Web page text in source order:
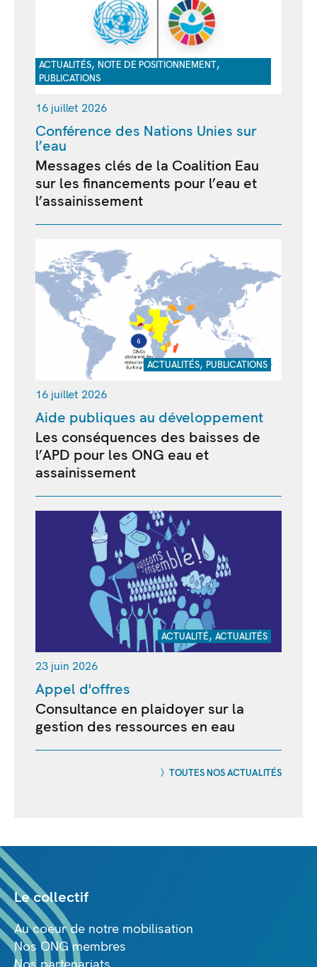
ACTUALITÉS, NOTE DE POSITIONNEMENT,
PUBLICATIONS
16 juillet 2026
Conférence des Nations Unies sur
l’eau
Messages clés de la Coalition Eau
sur les financements pour l’eau et
l’assainissement
ACTUALITÉS, PUBLICATIONS
16 juillet 2026
Aide publiques au développement
Les conséquences des baisses de
l’APD pour les ONG eau et
assainissement
ACTUALITÉ, ACTUALITÉS
23 juin 2026
Appel d'offres
Consultance en plaidoyer sur la
gestion des ressources en eau
TOUTES NOS ACTUALITÉS
Le collectif
Au coeur de notre mobilisation
Nos ONG membres